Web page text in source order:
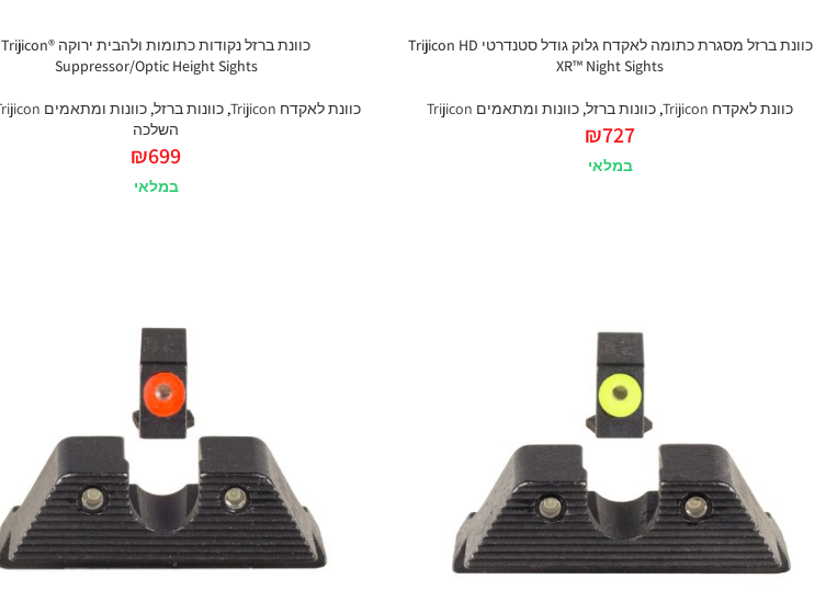
כוונת ברזל מסגרת כתומה לאקדח גלוק גודל סטנדרטי Trijicon HD
XR™ Night Sights
כוונת לאקדח Trijicon , כוונות ברזל, כוונות ומתאמים Trijicon
₪727
במלאי
כוונת ברזל נקודות כתומות ולהבית ירוקה Trijicon®
Suppressor/Optic Height Sights
כוונת לאקדח Trijicon , כוונות ברזל, כוונות ומתאמים Trijicon
השלכה
₪699
במלאי